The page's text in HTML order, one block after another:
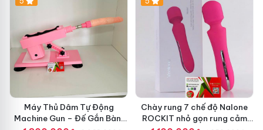
Máy Thủ Dâm Tự Động
Machine Gun – Đế Gắn Bàn,
Chày rung 7 chế độ Nalone
ROCKIT nhỏ gọn rung cảm